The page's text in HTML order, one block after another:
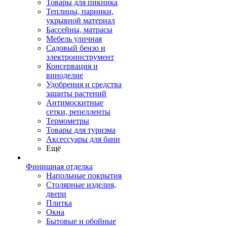
Товары для пикника
Теплицы, парники,
укрывной материал
Бассейны, матрасы
Мебель уличная
Садовый бензо и
электроинструмент
Консервация и
виноделие
Удобрения и средства
защиты растений
Антимоскитные
сетки, репелленты
Термометры
Товары для туризма
Аксессуары для бани
Ещё
Финишная отделка
Напольные покрытия
Столярные изделия,
двери
Плитка
Окна
Бытовые и обойные